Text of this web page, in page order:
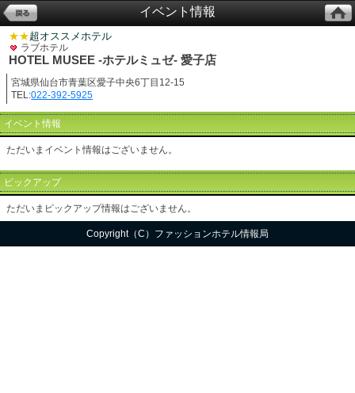
イベント情報
★★超オススメホテル
ラブホテル
HOTEL MUSEE -ホテルミュゼ- 愛子店
宮城県仙台市青葉区愛子中央6丁目12-15
TEL:022-392-5925
イベント情報
ただいまイベント情報はございません。
ピックアップ
ただいまピックアップ情報はございません。
Copyright（C）ファッションホテル情報局